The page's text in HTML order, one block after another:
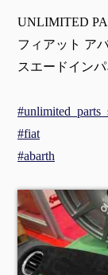
UNLIMITED
フィアット ア
スエードイン
#fiat
#abarth